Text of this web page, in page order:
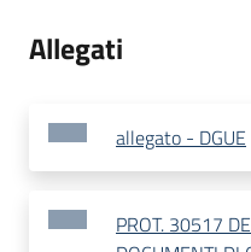
Allegati
allegato - DGUE
PROT. 30517